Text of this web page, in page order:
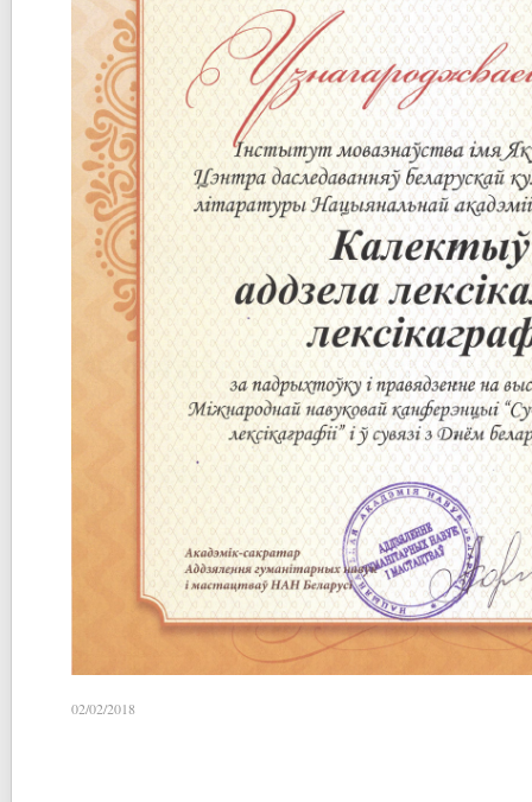
02/02/2018